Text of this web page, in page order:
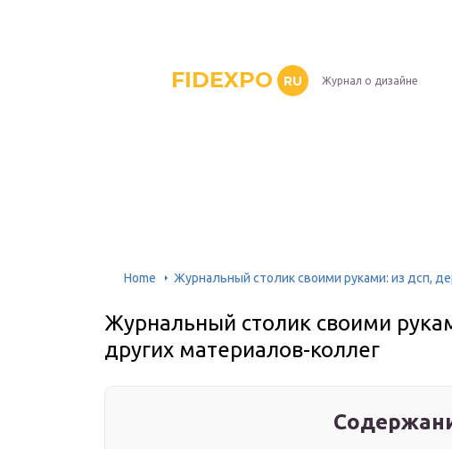
FIDEXPO RU Журнал о дизайне
Home Журнальный столик своими руками: из дсп,
Журнальный столик своими
других материалов-коллег